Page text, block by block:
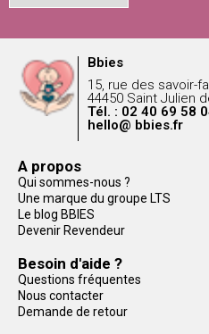
Bbies
15, rue des savoir-
44450 Saint Julien
Tél. : 02 40 69 58
hello@ bbies.fr
A propos
Qui sommes-nous ?
Une marque du groupe LTS
Le blog BBIES
Devenir Revendeur
Besoin d'aide ?
Questions fréquentes
Nous contacter
Demande de retour